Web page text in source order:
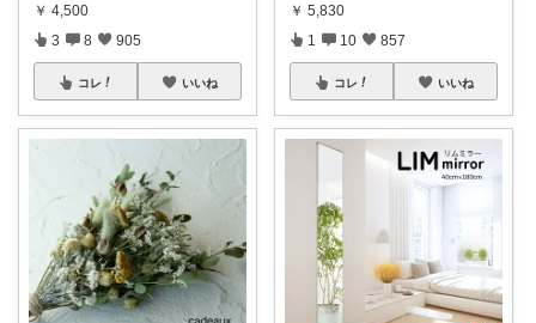
￥ 4,500
3 8 905
コレ いいね
￥ 5,830
1 10 857
コレ いいね